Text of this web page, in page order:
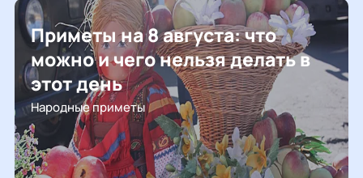
Приметы на 8 августа: что
можно и чего нельзя делать в
этот день
Народные приметы